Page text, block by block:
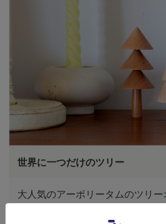
世界に一つだけのツリー
大人気のアーボリータムのツリ